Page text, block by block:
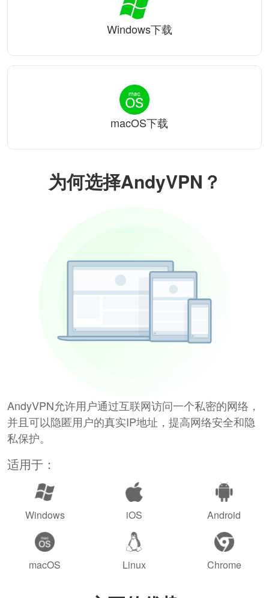
为何选择AndyVPN？
AndyVPN允许用户通过互联网访问一个私密的网络，
并且可以隐匿用户的真实IP地址，提高网络安全和隐
私保护。
适用于：
Windows iOS Android
macOS Linux Chrome
Windows下载
macOS下载